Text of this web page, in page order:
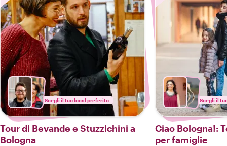
Scegli il tuo local preferito
Tour di Bevande e Stuzzichini a
Bologna
Scegli il
Ciao Bologna!:
per famiglie